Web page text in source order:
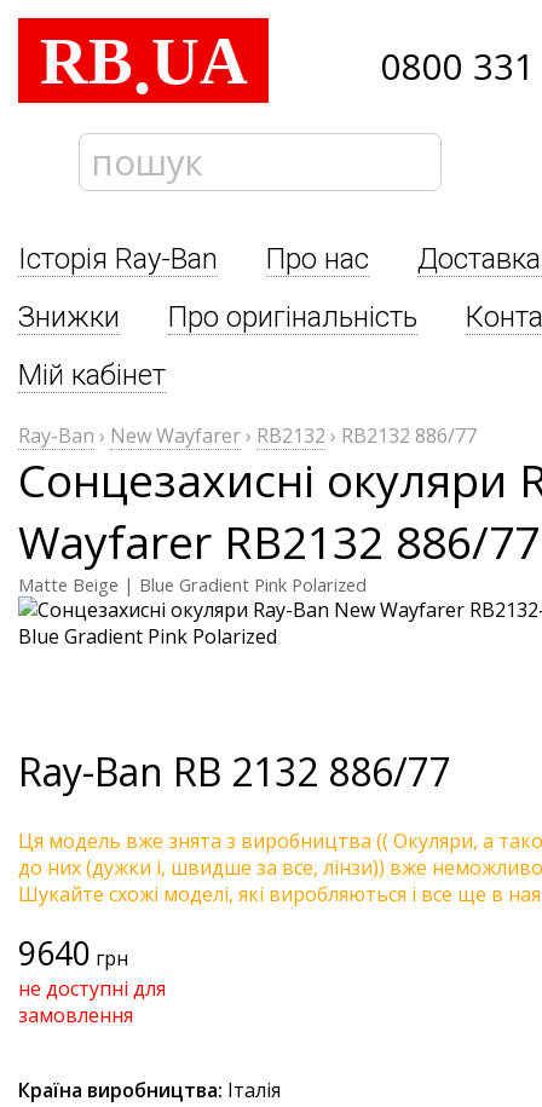
RB.UA 0800
Історія Ray-Ban Про нас
Знижки
Про оригінальність
Мій кабінет
Ray-Ban › New Wayfarer› RB2132 › RB2132 886/77
Сонцезахисні окуляри
Wayfarer RB2132 886/77
Matte Beige | Blue Gradient Pink Polarized
Ray-Ban RB 2132 886/77
Ця модель вже знята з виробництва (( Окуляри, а
до них (дужки і, швидше за все, лінзи)) вже неможливо
Шукайте схожі моделі, які виробляються і все ще в
9640 грн
не доступні для
замовлення
Країна виробництва: Італія